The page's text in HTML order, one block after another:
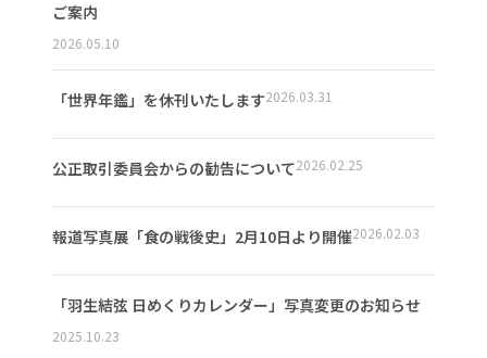
ご案内
2026.05.10
「世界年鑑」を休刊いたします2026.03.31
公正取引委員会からの勧告について2026.02.25
報道写真展「食の戦後史」2月10日より開催2026.02.03
「羽生結弦 日めくりカレンダー」写真変更のお知らせ
2025.10.23